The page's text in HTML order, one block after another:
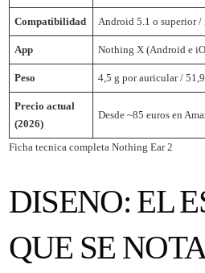
Compatibilidad Android 5.1 o superior /
App Nothing X (Android e
Peso 4,5 g por auricular /
Precio actual
(2026)
Desde ~85 euros en
Ficha tecnica completa Nothing Ear 2
DISENO: EL
QUE SE NOTA